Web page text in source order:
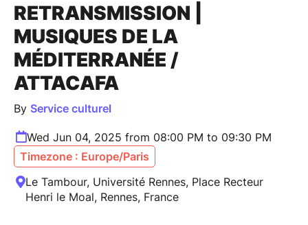
RETRANSMISSION |
MUSIQUES DE LA
MÉDITERRANÉE /
ATTACAFA
By Service culturel
Wed Jun 04, 2025 from 08:00 PM to 09:30 PM
Timezone : Europe/Paris
Le Tambour, Université Rennes, Place Recteur
Henri le Moal, Rennes, France